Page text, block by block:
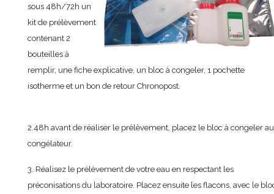
sous 48h/72h un
kit de prélèvement
contenant 2
bouteilles à
remplir, une fiche explicative, un bloc à congeler, 1 pochette
isotherme et un bon de retour Chronopost.
2.48h avant de réaliser le prélèvement, placez le bloc à congeler au
congélateur.
3. Réalisez le prélèvement de votre eau en respectant les
préconisations du laboratoire. Placez ensuite les flacons, avec le